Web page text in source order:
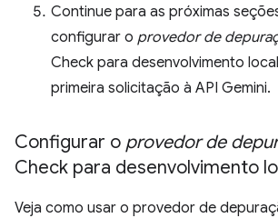
Continue para as próximas
configurar o provedor de
Check para desenvolvimento
primeira solicitação à API Gemini.
Configurar o provedor de
Check para desenvolvimento
Veja como usar o provedor de